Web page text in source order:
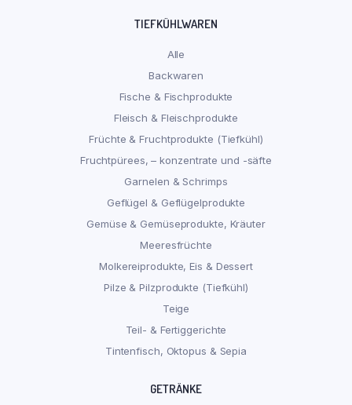
TIEFKÜHLWAREN
Alle
Backwaren
Fische & Fischprodukte
Fleisch & Fleischprodukte
Früchte & Fruchtprodukte (Tiefkühl)
Fruchtpürees, – konzentrate und -säfte
Garnelen & Schrimps
Geflügel & Geflügelprodukte
Gemüse & Gemüseprodukte, Kräuter
Meeresfrüchte
Molkereiprodukte, Eis & Dessert
Pilze & Pilzprodukte (Tiefkühl)
Teige
Teil- & Fertiggerichte
Tintenfisch, Oktopus & Sepia
GETRÄNKE